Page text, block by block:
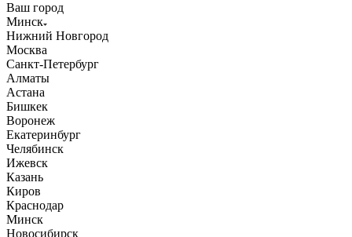
Ваш город
Минск
Нижний Новгород
Москва
Санкт-Петербург
Алматы
Астана
Бишкек
Воронеж
Екатеринбург
Челябинск
Ижевск
Казань
Киров
Краснодар
Минск
Новосибирск